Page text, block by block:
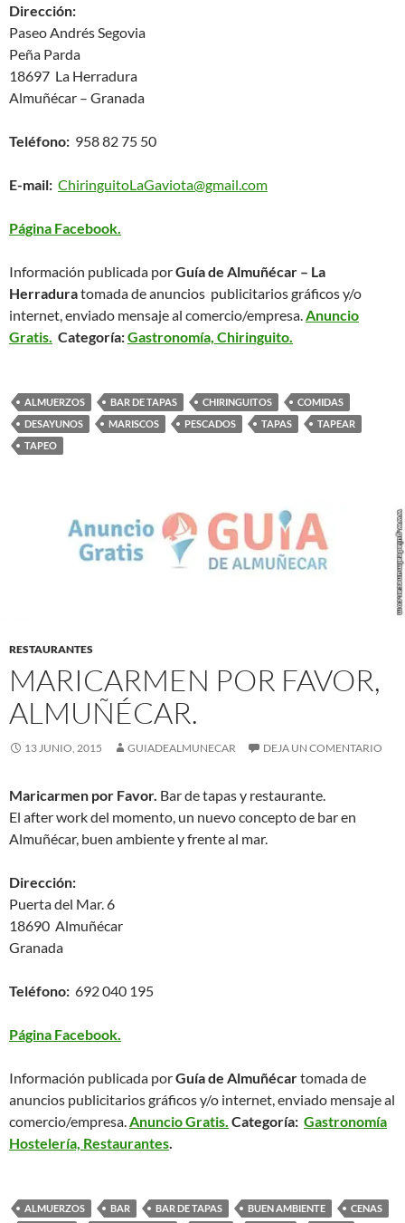
Dirección:
Paseo Andrés Segovia
Peña Parda
18697 La Herradura
Almuñécar – Granada
Teléfono: 958 82 75 50
E-mail: ChiringuitoLaGaviota@gmail.com
Página Facebook.
Información publicada porGuía de Almuñécar – La
Herraduratomada de anuncios publicitarios gráficos y/o
internet, enviado mensaje al comercio/empresa. Anuncio
Gratis. Categoría:Gastronomía, Chiringuito.
ALMUERZOS BAR DE TAPAS CHIRINGUITOS
COMIDAS
DESAYUNOS
MARISCOS PESCADOS TAPAS
TAPEAR
TAPEO
RESTAURANTES
MARICARMEN POR FAVOR,
ALMUÑÉCAR.
13 JUNIO, 2015 GUIADEALMUNECAR DEJA UN COMENTARIO
Maricarmen por Favor. Bar de tapas y restaurante.
El after work del momento, un nuevo concepto de bar en
Almuñécar, buen ambiente y frente al mar.
Dirección:
Puerta del Mar. 6
18690 Almuñécar
Granada
Teléfono: 692 040 195
Página Facebook.
Información publicada porGuía de Almuñécartomada de
anuncios publicitarios gráficos y/o internet, enviado mensaje al
comercio/empresa.Anuncio Gratis. Categoría: Gastronomía
Hostelería, Restaurantes.
ALMUERZOS BAR BAR DE TAPAS BUEN AMBIENTE
CENAS